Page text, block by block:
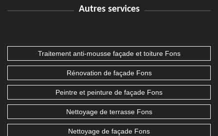
Autres services
Traitement anti-mousse façade et toiture Fons
Rénovation de façade Fons
Peintre et peinture de façade Fons
Nettoyage de terrasse Fons
Nettoyage de façade Fons